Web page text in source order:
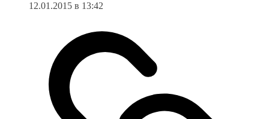
12.01.2015 в 13:42